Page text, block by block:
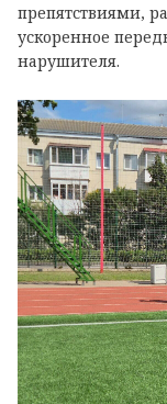
препятствиями,
ускоренное
нарушителя.